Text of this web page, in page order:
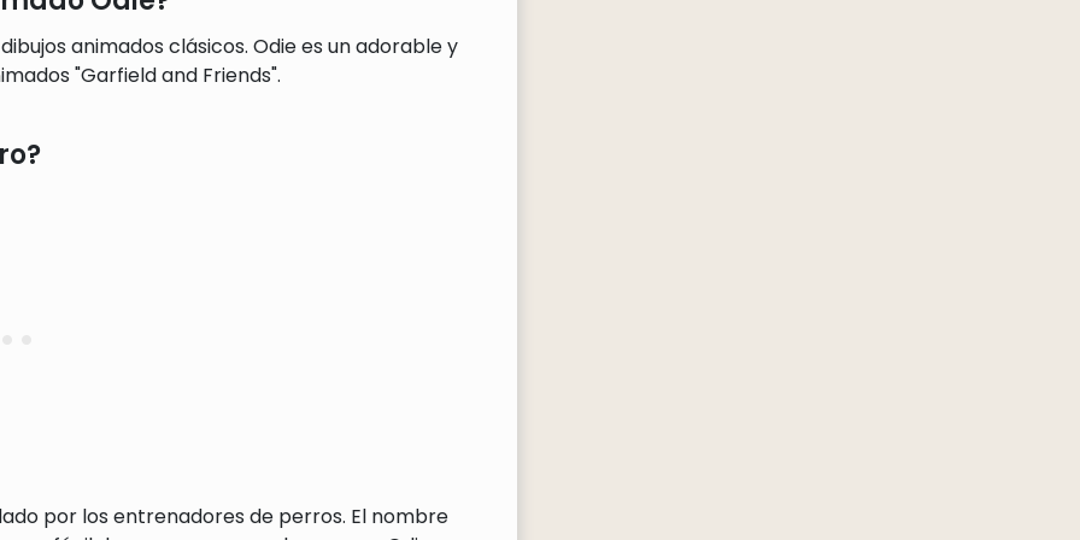
animados clásicos. Odie es un adorable y
"Garfield and Friends".
por los entrenadores de perros. El nombre